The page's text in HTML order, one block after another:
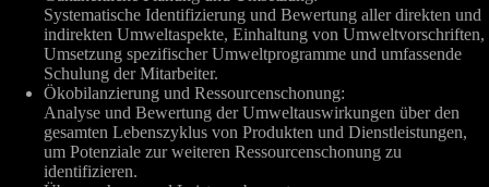
Systematische Identifizierung und Bewertung aller direkten und
indirekten Umweltaspekte, Einhaltung von Umweltvorschriften,
Umsetzung spezifischer Umweltprogramme und umfassende
Schulung der Mitarbeiter.
Ökobilanzierung und Ressourcenschonung:
Analyse und Bewertung der Umweltauswirkungen über den
gesamten Lebenszyklus von Produkten und Dienstleistungen,
um Potenziale zur weiteren Ressourcenschonung zu
identifizieren.